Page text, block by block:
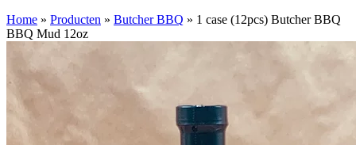
Home » Producten » Butcher BBQ » 1 case (12pcs) Butcher BBQ
BBQ Mud 12oz